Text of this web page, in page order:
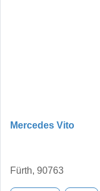
Mercedes Vito
Fürth, 90763